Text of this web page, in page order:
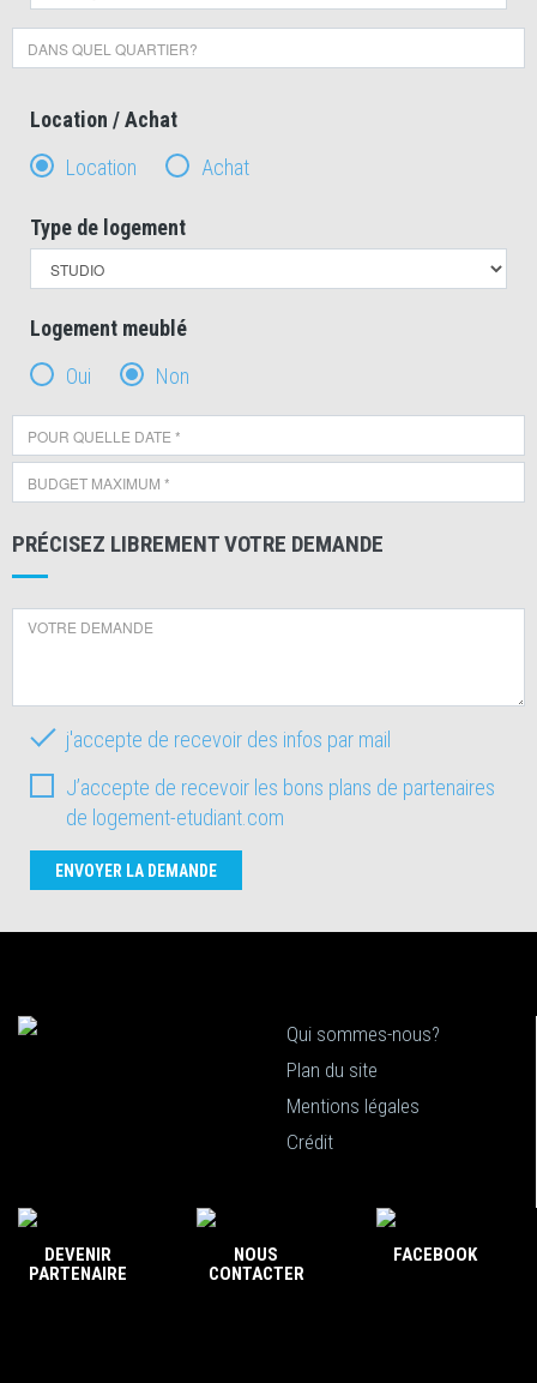
Location / Achat
Location
Achat
Type de logement
Logement meublé
Oui
Non
PRÉCISEZ LIBREMENT VOTRE DEMANDE
j'accepte de recevoir des infos par mail
J’accepte de recevoir les bons plans de partenaires
de logement-etudiant.com
ENVOYER LA DEMANDE
Qui sommes-nous?
Plan du site
Mentions légales
Crédit
DEVENIR
PARTENAIRE
NOUS
CONTACTER
FACEBOOK